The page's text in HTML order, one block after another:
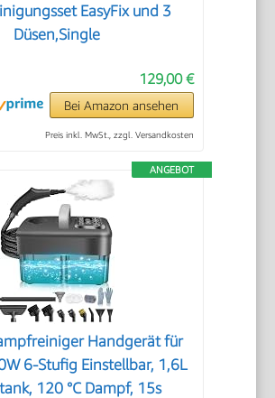
EasyFix und 3
Düsen,Single
129,00 €
Bei Amazon ansehen
Preis inkl. MwSt., zzgl. Versandkosten
ANGEBOT
Handgerät für
6-Stufig Einstellbar, 1,6L
120 °C Dampf, 15s